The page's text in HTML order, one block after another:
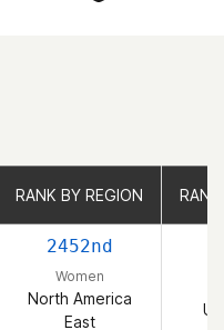
RANK BY REGION
2452nd
Women
North America
East
RANK BY REGION